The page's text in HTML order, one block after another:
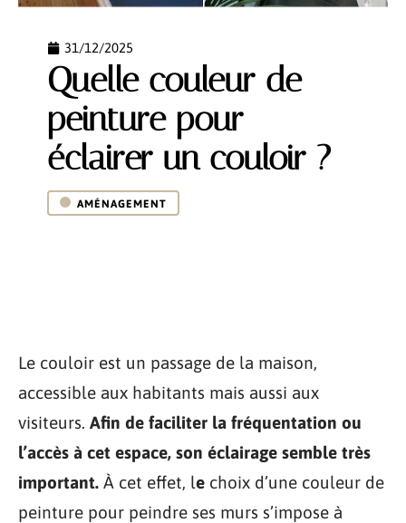
31/12/2025
Quelle couleur de
peinture pour
éclairer un couloir ?
AMÉNAGEMENT
Le couloir est un passage de la maison,
accessible aux habitants mais aussi aux
visiteurs. Afin de faciliter la fréquentation ou
l’accès à cet espace, son éclairage semble très
important. À cet effet, le choix d’une couleur de
peinture pour peindre ses murs s’impose à